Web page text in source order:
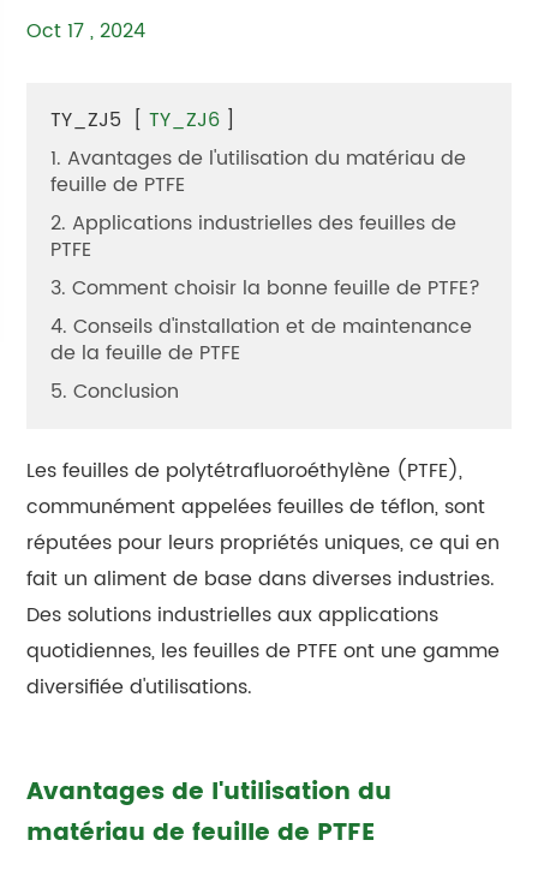
Oct 17 , 2024
TY_ZJ5 [ TY_ZJ6 ]
1. Avantages de l'utilisation du matériau de
feuille de PTFE
2. Applications industrielles des feuilles de
PTFE
3. Comment choisir la bonne feuille de PTFE?
4. Conseils d'installation et de maintenance
de la feuille de PTFE
5. Conclusion
Les feuilles de polytétrafluoroéthylène (PTFE),
communément appelées feuilles de téflon, sont
réputées pour leurs propriétés uniques, ce qui en
fait un aliment de base dans diverses industries.
Des solutions industrielles aux applications
quotidiennes, les feuilles de PTFE ont une gamme
diversifiée d'utilisations.
Avantages de l'utilisation du
matériau de feuille de PTFE